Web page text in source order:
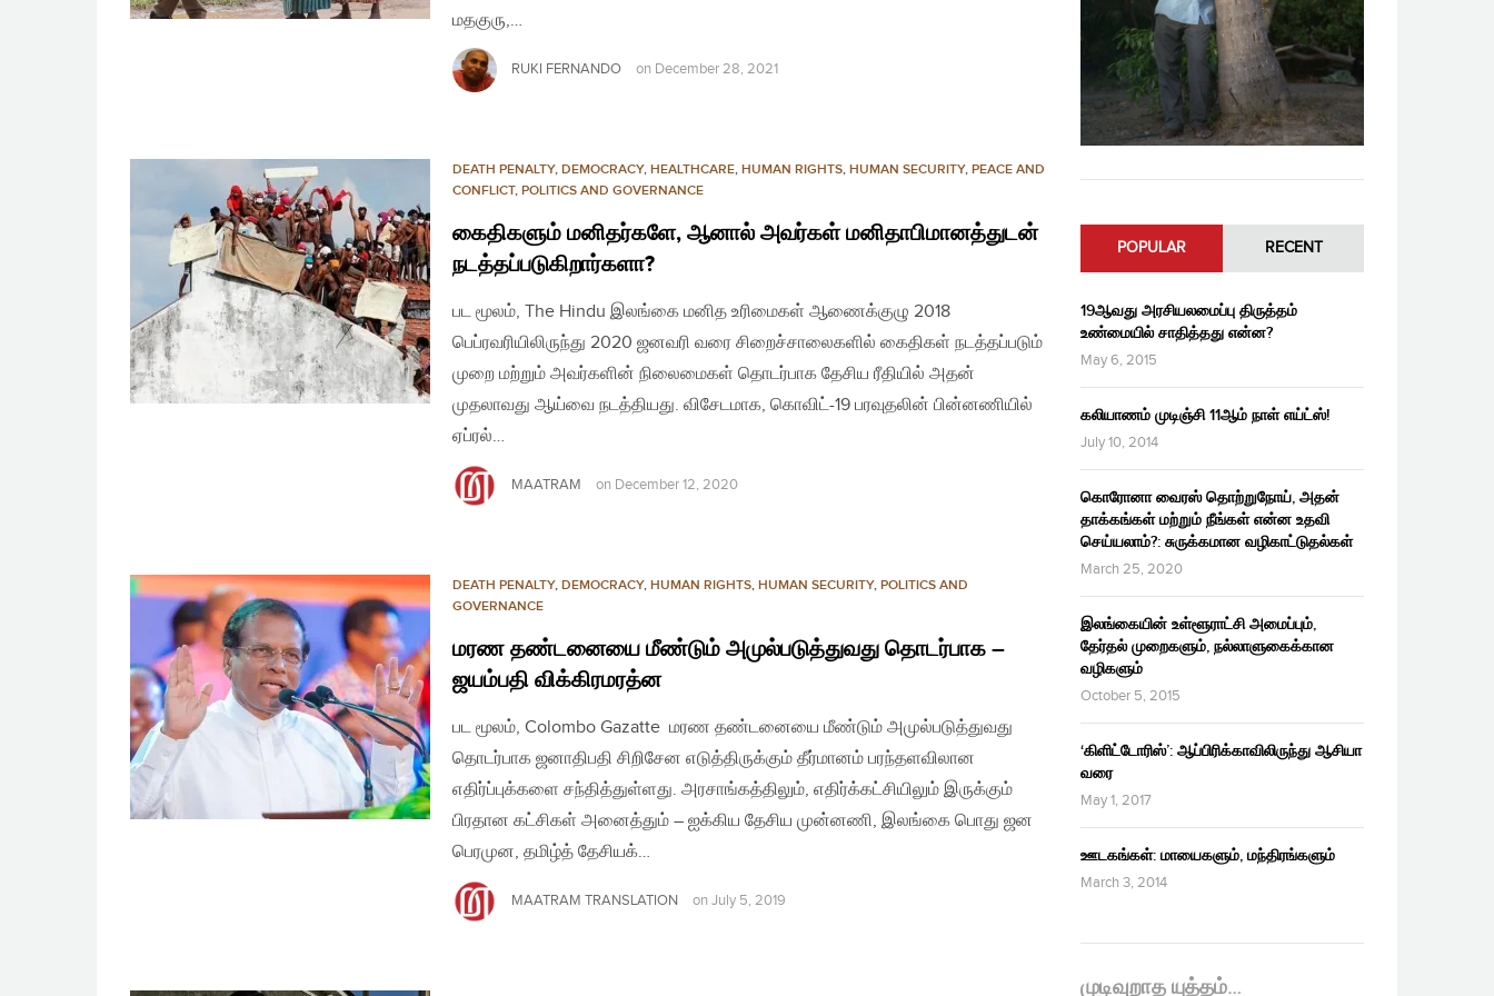
மதகுரு,…
RUKI FERNANDO on December 28, 2021
DEATH PENALTY, DEMOCRACY, HEALTHCARE, HUMAN RIGHTS, HUMAN SECURITY, PEACE AND
CONFLICT, POLITICS AND GOVERNANCE
கைதிகளும் மனிதர்களே, ஆனால் அவர்கள் மனிதாபிமானத்துடன்
நடத்தப்படுகிறார்களா?
பட மூலம், The Hindu இலங்கை மனித உரிமைகள் ஆணைக்குழு 2018
பெப்ரவரியிலிருந்து 2020 ஜனவரி வரை சிறைச்சாலைகளில் கைதிகள் நடத்தப்படும்
முறை மற்றும் அவர்களின் நிலைமைகள் தொடர்பாக தேசிய ரீதியில் அதன்
முதலாவது ஆய்வை நடத்தியது. விசேடமாக, கொவிட்-19 பரவுதலின் பின்னணியில்
ஏப்ரல்…
MAATRAM on December 12, 2020
DEATH PENALTY, DEMOCRACY, HUMAN RIGHTS, HUMAN SECURITY, POLITICS AND
GOVERNANCE
மரண தண்டனையை மீண்டும் அமுல்படுத்துவது தொடர்பாக –
ஜயம்பதி விக்கிரமரத்ன
பட மூலம், Colombo Gazatte மரண தண்டனையை மீண்டும் அமுல்படுத்துவது
தொடர்பாக ஜனாதிபதி சிறிசேன எடுத்திருக்கும் தீர்மானம் பரந்தளவிலான
எதிர்ப்புக்களை சந்தித்துள்ளது. அரசாங்கத்திலும், எதிர்க்கட்சியிலும் இருக்கும்
பிரதான கட்சிகள் அனைத்தும் – ஐக்கிய தேசிய முன்னணி, இலங்கை பொது ஜன
பெரமுன, தமிழ்த் தேசியக்…
MAATRAM TRANSLATION on July 5, 2019
POPULAR RECENT
19ஆவது அரசியலமைப்பு திருத்தம்
உண்மையில் சாதித்தது என்ன?
May 6, 2015
கலியாணம் முடிஞ்சி 11ஆம் நாள் எய்ட்ஸ்!
July 10, 2014
கொரோனா வைரஸ் தொற்றுநோய், அதன்
தாக்கங்கள் மற்றும் நீங்கள் என்ன உதவி
செய்யலாம்?: சுருக்கமான வழிகாட்டுதல்கள்
March 25, 2020
இலங்கையின் உள்ளூராட்சி அமைப்பும்,
தேர்தல் முறைகளும், நல்லாளுகைக்கான
வழிகளும்
October 5, 2015
‘கிளிட்டோரிஸ்’: ஆப்பிரிக்காவிலிருந்து ஆசியா
வரை
May 1, 2017
ஊடகங்கள்: மாயைகளும், மந்திரங்களும்
March 3, 2014
முடிவுறாத யுத்தம்…